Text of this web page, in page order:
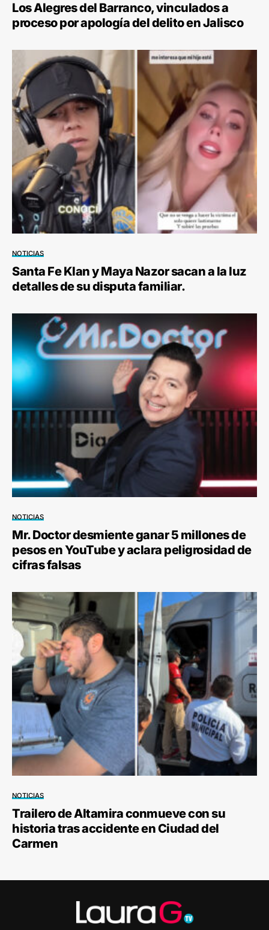
Los Alegres del Barranco, vinculados a
proceso por apología del delito en Jalisco
NOTICIAS
Santa Fe Klan y Maya Nazor sacan a la luz
detalles de su disputa familiar.
NOTICIAS
Mr. Doctor desmiente ganar 5 millones de
pesos en YouTube y aclara peligrosidad de
cifras falsas
NOTICIAS
Trailero de Altamira conmueve con su
historia tras accidente en Ciudad del
Carmen